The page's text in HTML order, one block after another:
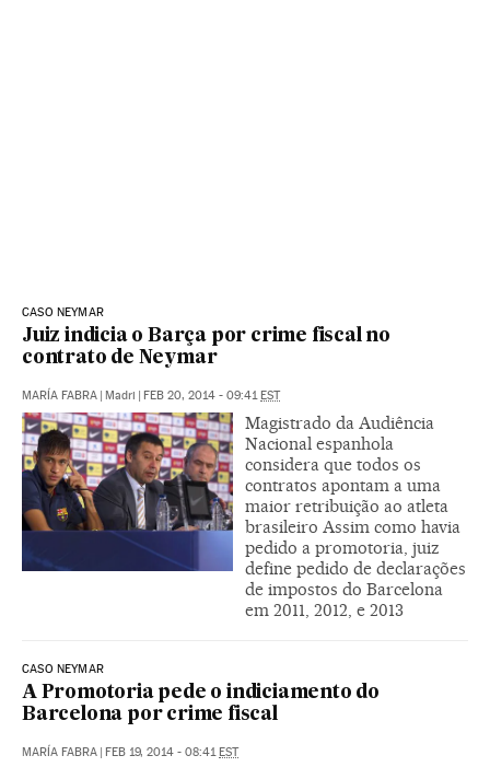
CASO NEYMAR
Juiz indicia o Barça por crime fiscal no
contrato de Neymar
MARÍA FABRA | Madri | FEB 20, 2014 - 09:41EST
Magistrado da Audiência
Nacional espanhola
considera que todos os
contratos apontam a uma
maior retribuição ao atleta
brasileiro Assim como havia
pedido a promotoria, juiz
define pedido de declarações
de impostos do Barcelona
em 2011, 2012, e 2013
CASO NEYMAR
A Promotoria pede o indiciamento do
Barcelona por crime fiscal
MARÍA FABRA | FEB 19, 2014 - 08:41EST